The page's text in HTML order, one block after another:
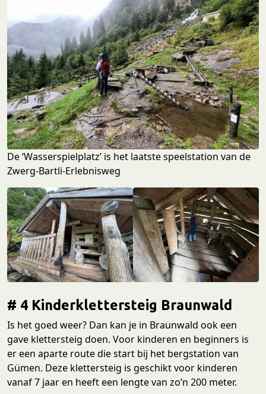
De ‘Wasserspielplatz’ is het laatste speelstation van de
Zwerg-Bartli-Erlebnisweg
# 4 Kinderklettersteig Braunwald
Is het goed weer? Dan kan je in Braunwald ook een
gave klettersteig doen. Voor kinderen en beginners is
er een aparte route die start bij het bergstation van
Gümen. Deze klettersteig is geschikt voor kinderen
vanaf 7 jaar en heeft een lengte van zo’n 200 meter.